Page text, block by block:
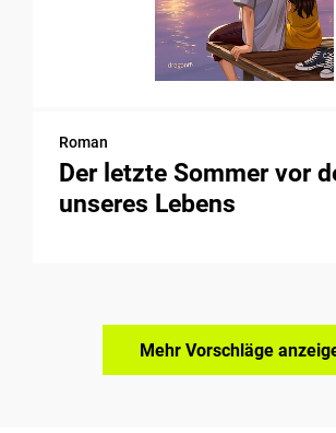
Roman
Der letzte Sommer vor
unseres Lebens
Mehr Vorschläge